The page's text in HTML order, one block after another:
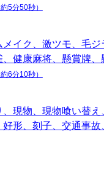
約5分50秒）
メイク、激ツモ、毛ジ
、健康麻将、懸賞牌、
約6分10秒）
、現物、現物喰い替え
好形、刻子、交通事